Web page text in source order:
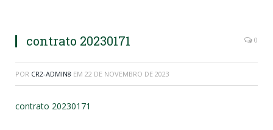
contrato 20230171 0
POR CR2-ADMIN8 EM 22 DE NOVEMBRO DE 2023
contrato 20230171